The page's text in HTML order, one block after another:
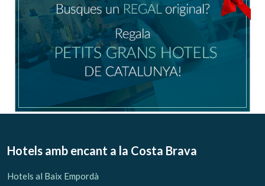
CA ES EN
Hotels amb encant a la Costa Brava
Hotels al Baix Empordà
Modificar cookies
Aquest lloc web utilitza cookies pròpies per recopilar
Si continua navegant, suposa l'acceptació de la instal·lació